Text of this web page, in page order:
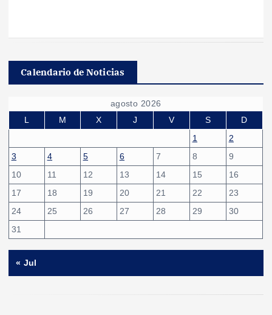
Calendario de Noticias
agosto 2026
L
M X J V S
D
1
2
3
4 5 6 7 8
9
10
11 12 13 14 15
16
17
18 19 20 21 22
23
24
25 26 27 28 29
30
31
« Jul